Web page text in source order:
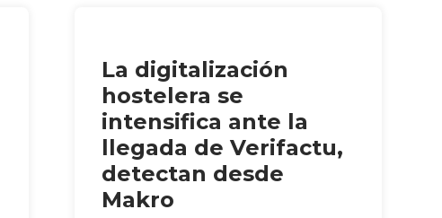
La digitalización
hostelera se
intensifica ante la
llegada de Verifactu,
detectan desde
Makro